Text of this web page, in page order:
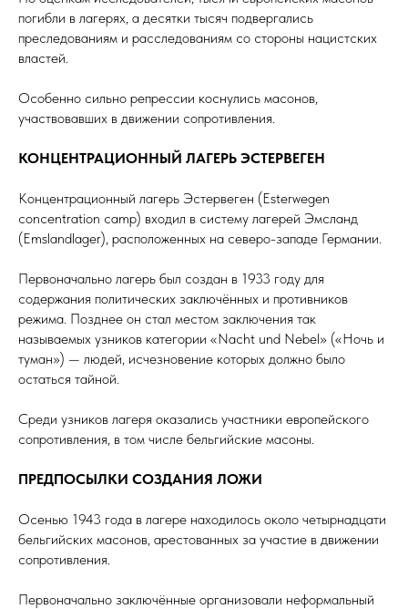
погибли в лагерях, а десятки тысяч подвергались
преследованиям и расследованиям со стороны нацистских
властей.
Особенно сильно репрессии коснулись масонов,
участвовавших в движении сопротивления.
КОНЦЕНТРАЦИОННЫЙ ЛАГЕРЬ ЭСТЕРВЕГЕН
Концентрационный лагерь Эстервеген (Esterwegen
concentration camp) входил в систему лагерей Эмсланд
(Emslandlager), расположенных на северо-западе Германии.
Первоначально лагерь был создан в 1933 году для
содержания политических заключённых и противников
режима. Позднее он стал местом заключения так
называемых узников категории «Nacht und Nebel» («Ночь и
туман») — людей, исчезновение которых должно было
остаться тайной.
Среди узников лагеря оказались участники европейского
сопротивления, в том числе бельгийские масоны.
ПРЕДПОСЫЛКИ СОЗДАНИЯ ЛОЖИ
Осенью 1943 года в лагере находилось около четырнадцати
бельгийских масонов, арестованных за участие в движении
сопротивления.
Первоначально заключённые организовали неформальный